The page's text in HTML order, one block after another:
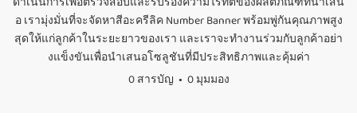
อ เรามุ่งมั่นที่จะจัดหาสีอะครีลิค Number Banner พร้อมพู่กันคุณภาพสูง
สุดให้แก่ลูกค้าในระยะยาวของเรา และเราจะทำงานร่วมกับลูกค้าอย่า
งแข็งขันเพื่อนำเสนอโซลูชันที่มีประสิทธิภาพและคุ้มค่า
0 สารบัญ
0 มุมมอง